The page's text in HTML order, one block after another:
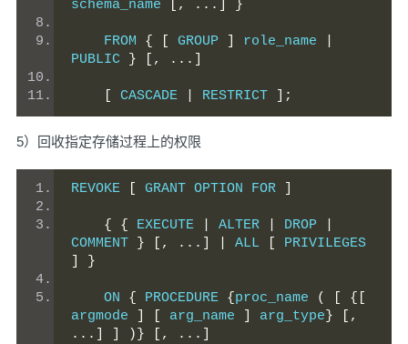
schema_name
[, ...] }
    FROM
{ GROUP role_name
PUBLIC
} [, ...]
CASCADE RESTRICT ];
5）回收指定存储过程上的权限
REVOKE GRANT OPTION FOR
{ { EXECUTE ALTER DROP
COMMENT
} [, ...] ALL
}
    ON
{ PROCEDURE { proc_name (
{[
argmode
arg_name arg_type }
[,
...]
)} [, ...]